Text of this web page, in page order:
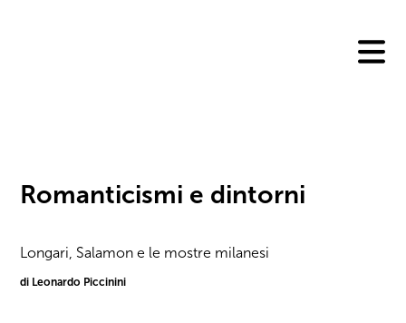
Romanticismi e dintorni
Longari, Salamon e le mostre milanesi
di Leonardo Piccinini